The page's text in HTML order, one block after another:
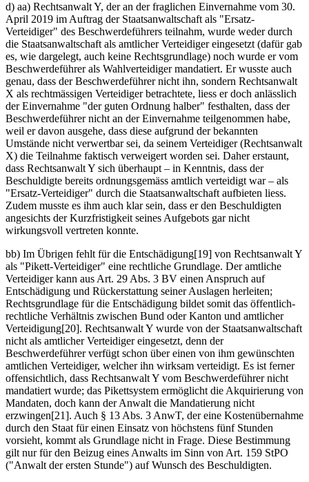
d) aa) Rechtsanwalt Y, der an der fraglichen Einvernahme vom 30.
April 2019 im Auftrag der Staatsanwaltschaft als "Ersatz-
Verteidiger" des Beschwerdeführers teilnahm, wurde weder durch
die Staatsanwaltschaft als amtlicher Verteidiger eingesetzt (dafür gab
es, wie dargelegt, auch keine Rechtsgrundlage) noch wurde er vom
Beschwerdeführer als Wahlverteidiger mandatiert. Er wusste auch
genau, dass der Beschwerdeführer nicht ihn, sondern Rechtsanwalt
X als rechtmässigen Verteidiger betrachtete, liess er doch anlässlich
der Einvernahme "der guten Ordnung halber" festhalten, dass der
Beschwerdeführer nicht an der Einvernahme teilgenommen habe,
weil er davon ausgehe, dass diese aufgrund der bekannten
Umstände nicht verwertbar sei, da seinem Verteidiger (Rechtsanwalt
X) die Teilnahme faktisch verweigert worden sei. Daher erstaunt,
dass Rechtsanwalt Y sich überhaupt – in Kenntnis, dass der
Beschuldigte bereits ordnungsgemäss amtlich verteidigt war – als
"Ersatz-Verteidiger" durch die Staatsanwaltschaft aufbieten liess.
Zudem musste es ihm auch klar sein, dass er den Beschuldigten
angesichts der Kurzfristigkeit seines Aufgebots gar nicht
wirkungsvoll vertreten konnte.
bb) Im Übrigen fehlt für die Entschädigung[19] von Rechtsanwalt Y
als "Pikett-Verteidiger" eine rechtliche Grundlage. Der amtliche
Verteidiger kann aus Art. 29 Abs. 3 BV einen Anspruch auf
Entschädigung und Rückerstattung seiner Auslagen herleiten;
Rechtsgrundlage für die Entschädigung bildet somit das öffentlich-
rechtliche Verhältnis zwischen Bund oder Kanton und amtlicher
Verteidigung[20]. Rechtsanwalt Y wurde von der Staatsanwaltschaft
nicht als amtlicher Verteidiger eingesetzt, denn der
Beschwerdeführer verfügt schon über einen von ihm gewünschten
amtlichen Verteidiger, welcher ihn wirksam verteidigt. Es ist ferner
offensichtlich, dass Rechtsanwalt Y vom Beschwerdeführer nicht
mandatiert wurde; das Pikettsystem ermöglicht die Akquirierung von
Mandaten, doch kann der Anwalt die Mandatierung nicht
erzwingen[21]. Auch § 13 Abs. 3 AnwT, der eine Kostenübernahme
durch den Staat für einen Einsatz von höchstens fünf Stunden
vorsieht, kommt als Grundlage nicht in Frage. Diese Bestimmung
gilt nur für den Beizug eines Anwalts im Sinn von Art. 159 StPO
("Anwalt der ersten Stunde") auf Wunsch des Beschuldigten.